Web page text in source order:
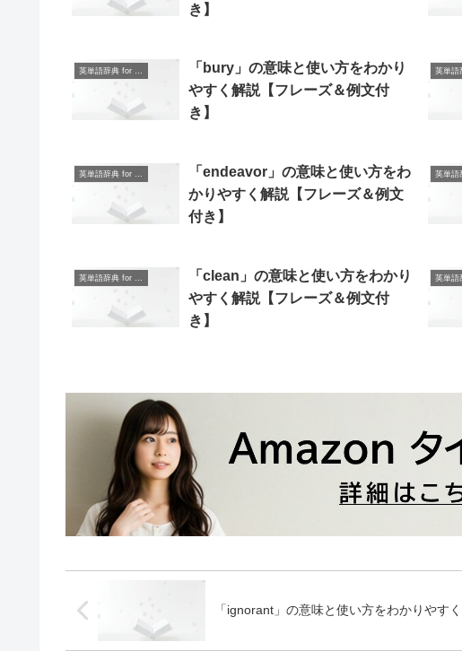
き】
「bury」の意味と使い方をわかり
やすく解説【フレーズ＆例文付
き】
英単語辞典 for Beginners
「endeavor」の意味と使い方をわ
かりやすく解説【フレーズ＆例文
付き】
英単語辞典 for Beginners
「clean」の意味と使い方をわかり
やすく解説【フレーズ＆例文付
き】
「ignorant」の意味と使い方をわかりやす